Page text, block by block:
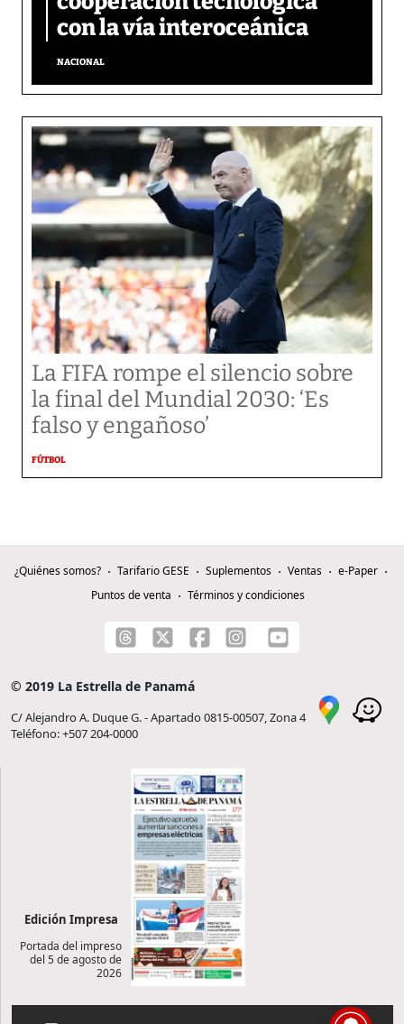
con la vía interoceánica
NACIONAL
La FIFA rompe el silencio sobre
la final del Mundial 2030: ‘Es
falso y engañoso’
FÚTBOL
¿Quiénes somos? Tarifario GESE Suplementos Ventas
e-Paper
Puntos de venta
Términos y condiciones
© 2019 La Estrella de Panamá
C/ Alejandro A. Duque G. - Apartado 0815-00507, Zona 4
Teléfono: +507 204-0000
Edición Impresa
Portada del impreso
del 5 de agosto de
2026